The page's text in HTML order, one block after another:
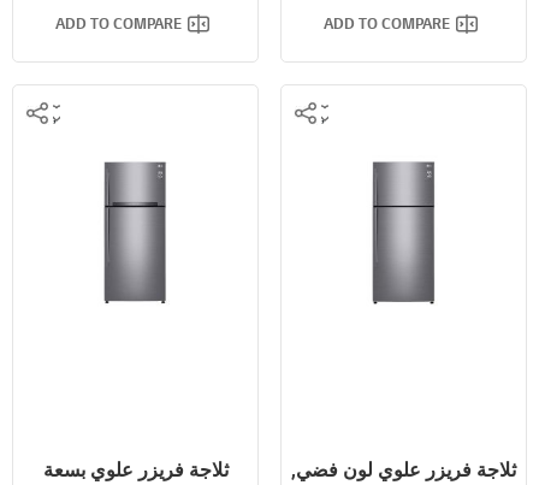
تدفق متعدد للهواءADD TO COMPARE خاصية DoorCooling+™ ADD TO COMPARE
ثلاجة فريزر علوي لون فضي,
ثلاجة فريزر علوي بسعة